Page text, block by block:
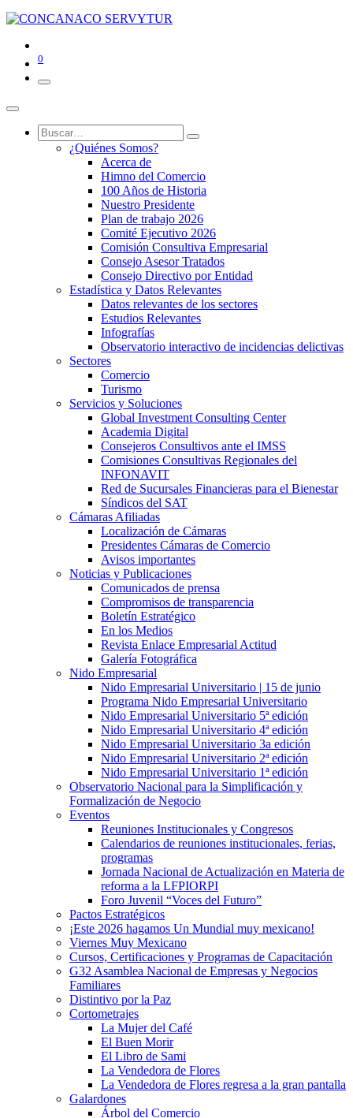
0
¿Quiénes Somos?
Acerca de
Himno del Comercio
100 Años de Historia
Nuestro Presidente
Plan de trabajo 2026
Comité Ejecutivo 2026
Comisión Consultiva Empresarial
Consejo Asesor Tratados
Consejo Directivo por Entidad
Estadística y Datos Relevantes
Datos relevantes de los sectores
Estudios Relevantes
Infografías
Observatorio interactivo de incidencias delictivas
Sectores
Comercio
Turismo
Servicios y Soluciones
Global Investment Consulting Center
Academia Digital
Consejeros Consultivos ante el IMSS
Comisiones Consultivas Regionales del
INFONAVIT
Red de Sucursales Financieras para el Bienestar
Síndicos del SAT
Cámaras Afiliadas
Localización de Cámaras
Presidentes Cámaras de Comercio
Avisos importantes
Noticias y Publicaciones
Comunicados de prensa
Compromisos de transparencia
Boletín Estratégico
En los Medios
Revista Enlace Empresarial Actitud
Galería Fotográfica
Nido Empresarial
Nido Empresarial Universitario | 15 de junio
Programa Nido Empresarial Universitario
Nido Empresarial Universitario 5ª edición
Nido Empresarial Universitario 4ª edición
Nido Empresarial Universitario 3a edición
Nido Empresarial Universitario 2ª edición
Nido Empresarial Universitario 1ª edición
Observatorio Nacional para la Simplificación y
Formalización de Negocio
Eventos
Reuniones Institucionales y Congresos
Calendarios de reuniones institucionales, ferias,
programas
Jornada Nacional de Actualización en Materia de
reforma a la LFPIORPI
Foro Juvenil “Voces del Futuro”
Pactos Estratégicos
¡Este 2026 hagamos Un Mundial muy mexicano!
Viernes Muy Mexicano
Cursos, Certificaciones y Programas de Capacitación
G32 Asamblea Nacional de Empresas y Negocios
Familiares
Distintivo por la Paz
Cortometrajes
La Mujer del Café
El Buen Morir
El Libro de Sami
La Vendedora de Flores
La Vendedora de Flores regresa a la gran pantalla
Galardones
Árbol del Comercio